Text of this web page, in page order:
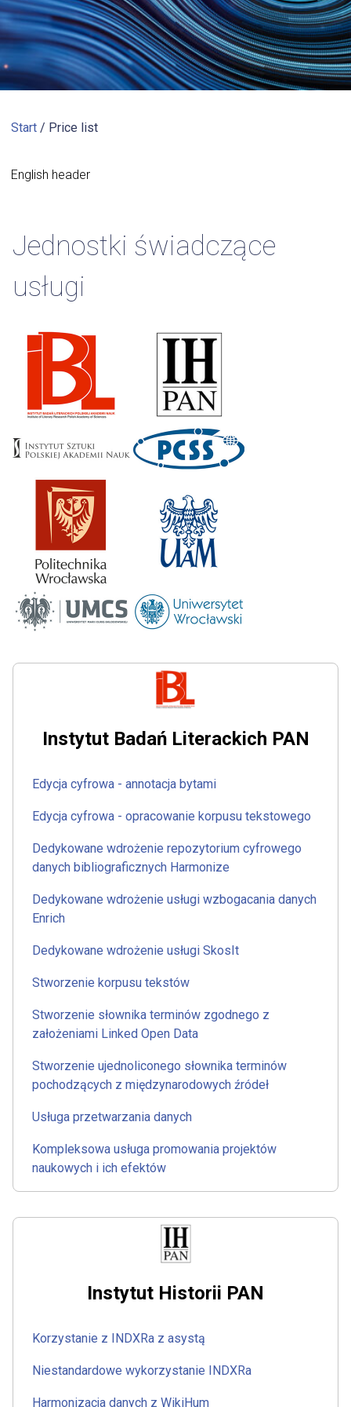
Start / Price list
English header
Jednostki świadczące
usługi
Instytut Badań Literackich PAN
Edycja cyfrowa - annotacja bytami
Edycja cyfrowa - opracowanie korpusu tekstowego
Dedykowane wdrożenie repozytorium cyfrowego
danych bibliograficznych Harmonize
Dedykowane wdrożenie usługi wzbogacania danych
Enrich
Dedykowane wdrożenie usługi SkosIt
Stworzenie korpusu tekstów
Stworzenie słownika terminów zgodnego z
założeniami Linked Open Data
Stworzenie ujednoliconego słownika terminów
pochodzących z międzynarodowych źródeł
Usługa przetwarzania danych
Kompleksowa usługa promowania projektów
naukowych i ich efektów
Instytut Historii PAN
Korzystanie z INDXRa z asystą
Niestandardowe wykorzystanie INDXRa
Harmonizacja danych z WikiHum